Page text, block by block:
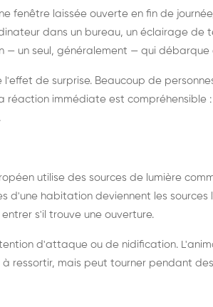
fenêtre laissée ouverte en fin de
dans un bureau, un éclairage de
— un seul, généralement — qui débarque
de surprise. Beaucoup de
réaction immédiate est compréhensible
utilise des sources de lumière
d'une habitation deviennent les sources
s'il trouve une ouverture.
d'attaque ou de nidification.
ressortir, mais peut tourner pendant